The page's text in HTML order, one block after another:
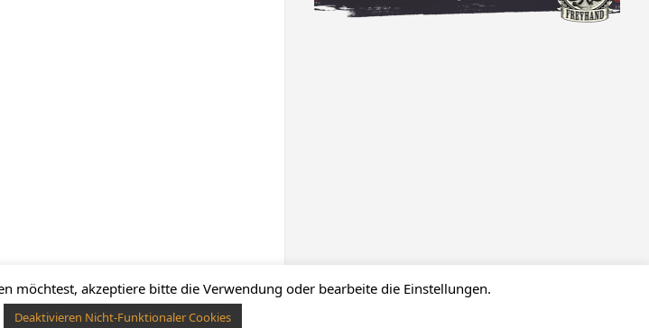
möchtest, akzeptiere bitte die Verwendung oder bearbeite die Einstellungen.
Deaktivieren Nicht-Funktionaler Cookies